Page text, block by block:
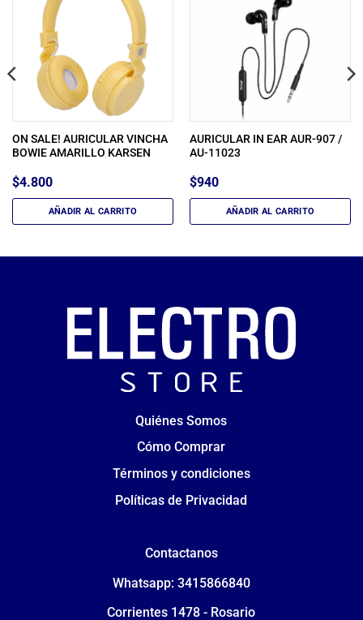
ON SALE! AURICULAR VINCHA
BOWIE AMARILLO KARSEN
$4.800
AÑADIR AL CARRITO
AURICULAR IN EAR AUR-907 /
AU-11023
$940
AÑADIR AL CARRITO
Quiénes Somos
Cómo Comprar
Términos y condiciones
Políticas de Privacidad
Contactanos
Whatsapp: 3415866840
Corrientes 1478 - Rosario